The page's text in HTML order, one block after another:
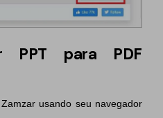
PPT para PDF
usando seu navegador